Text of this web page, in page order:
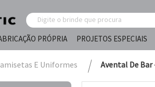
PRÓPRIA PROJETOS ESPECIAIS
E Uniformes Avental De Bar